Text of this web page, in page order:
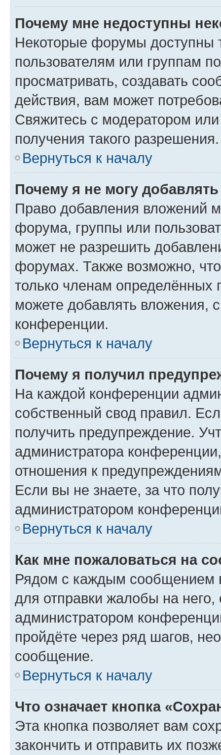
Почему мне недоступны
Некоторые форумы доступны
пользователям или группам
просматривать, создавать
действия, вам может
Свяжитесь с модератором
получения такого разрешения.
Вернуться к началу
Почему я не могу
Право добавления вложений
форума, группы или
может не разрешить
форумах. Также возможно,
только членам определённых
можете добавлять вложения,
конференции.
Вернуться к началу
Почему я получил
На каждой конференции
собственный свод правил.
получить предупреждение.
администратора
отношения к
Если вы не знаете, за что
администратором
Вернуться к началу
Как мне пожаловаться на
Рядом с каждым сообщением
для отправки жалобы на
администратором
пройдёте через ряд шагов,
сообщение.
Вернуться к началу
Что означает кнопка
Эта кнопка позволяет вам
закончить и отправить их